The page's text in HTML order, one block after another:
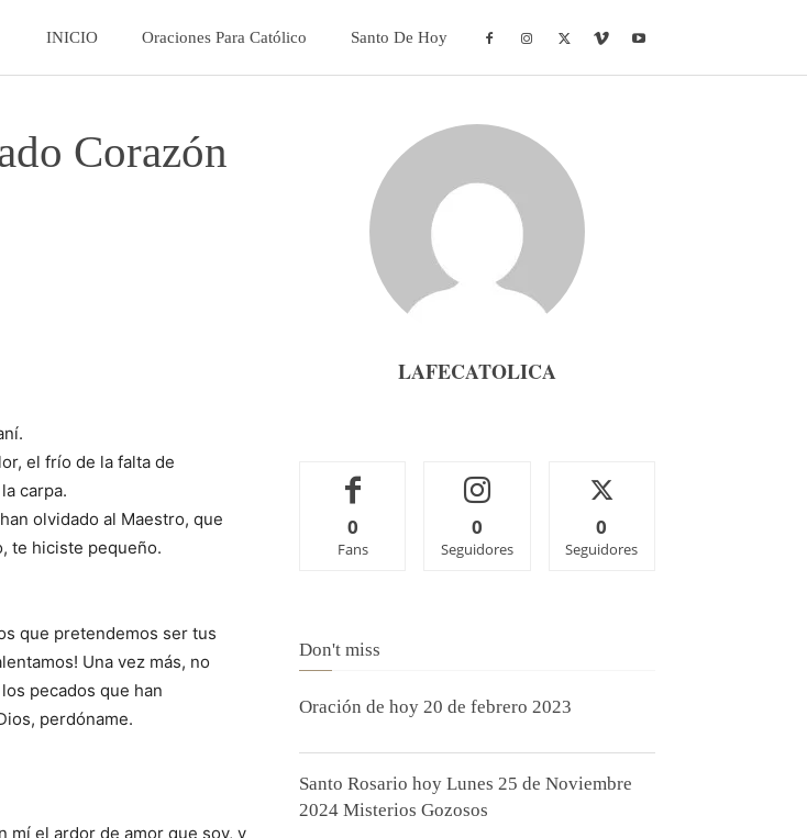
INICIO Oraciones Para Católico Santo De Hoy
Corazón
el frío de la falta de
carpa.
olvidado al Maestro, que
te hiciste pequeño.
que pretendemos ser tus
Una vez más, no
pecados que han
perdóname.
mí el ardor de amor que soy, y
LAFECATOLICA
0
Fans
0
Seguidores
0
Seguidores
Don't miss
Oración de hoy 20 de febrero 2023
Santo Rosario hoy Lunes 25 de Noviembre
2024 Misterios Gozosos